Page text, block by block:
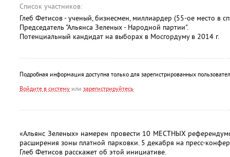
Список участников:
Глеб Фетисов - ученый, бизнесмен, миллиардер (55-ое место в
Председатель "Альянса Зеленых - Народной партии".
Потенциальный кандидат на выборах в Мосгордуму в 2014 г.
Подробная информация доступна только для зарегистрированных
Войдите в систему или зарегистрируйтесь
«Альянс Зеленых» намерен провести 10 МЕСТНЫХ
расширения зоны платной парковки. 5 декабря на пресс-
Глеб Фетисов расскажет об этой инициативе.